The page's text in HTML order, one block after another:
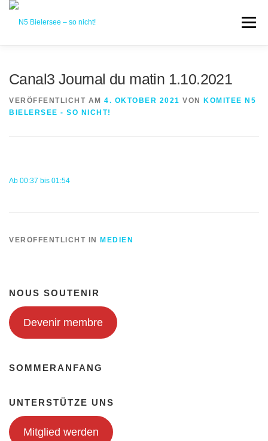
Zum
Menü
INFORMATION REAKTIONEN & LESERBRIEFE
Canal3 Journal du matin 1.10.2021
VERÖFFENTLICHT AM 4. OKTOBER 2021 VON
KOMITEE N5
BIELERSEE - SO NICHT!
Ab 00:37 bis 01:54
VERÖFFENTLICHT IN MEDIEN
NOUS SOUTENIR
Devenir membre
SOMMERANFANG
UNTERSTÜTZE UNS
Mitglied werden